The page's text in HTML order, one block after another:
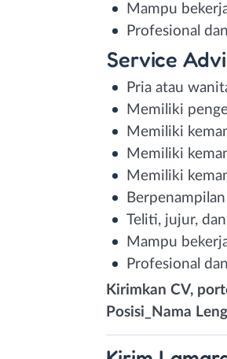
Mampu
Profesional
Service
Pria atau
Memiliki
Memiliki
Memiliki
Memiliki
Teliti, jujur,
Mampu
Profesional
Kirimkan CV,
Posisi_Nama